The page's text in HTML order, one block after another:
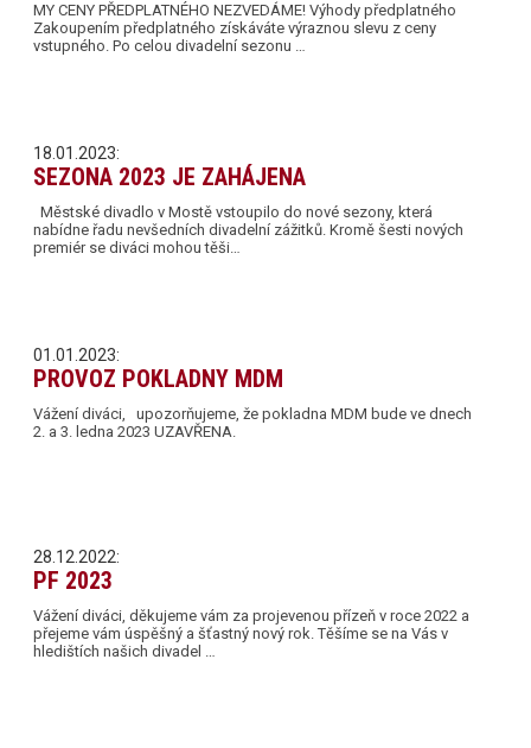
MY CENY PŘEDPLATNÉHO NEZVEDÁME! Výhody předplatného
Zakoupením předplatného získáváte výraznou slevu z ceny
vstupného. Po celou divadelní sezonu …
18.01.2023:
SEZONA 2023 JE ZAHÁJENA
Městské divadlo v Mostě vstoupilo do nové sezony, která
nabídne řadu nevšedních divadelní zážitků. Kromě šesti nových
premiér se diváci mohou těši…
01.01.2023:
PROVOZ POKLADNY MDM
Vážení diváci, upozorňujeme, že pokladna MDM bude ve dnech
2. a 3. ledna 2023 UZAVŘENA.
28.12.2022:
PF 2023
Vážení diváci, děkujeme vám za projevenou přízeň v roce 2022 a
přejeme vám úspěšný a šťastný nový rok. Těšíme se na Vás v
hledištích našich divadel …